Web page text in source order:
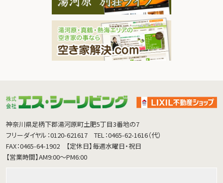
神奈川県足柄下郡湯河原町土肥5丁目3番地の7
フリーダイヤル：0120-621617
TEL：0465-62-1616（代）
FAX：0465-64-1902
【定休日】毎週水曜日・祝日
【営業時間】AM9:00～PM6:00